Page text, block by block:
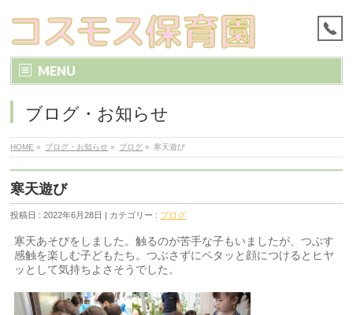
MENU
ブログ・お知らせ
HOME » ブログ・お知らせ » ブログ » 寒天遊び
寒天遊び
投稿日 : 2022年6月28日 | カテゴリー : ブログ
寒天あそびをしました。触るのが苦手な子もいましたが、つぶす
感触を楽しむ子どもたち。つぶさずにペタッと顔につけるとヒヤ
ッとして気持ちよさそうでした。